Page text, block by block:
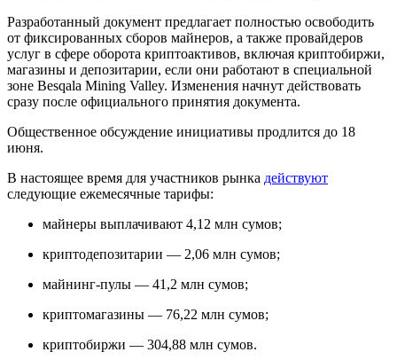
Разработанный документ предлагает полностью освободить
от фиксированных сборов майнеров, а также провайдеров
услуг в сфере оборота криптоактивов, включая криптобиржи,
магазины и депозитарии, если они работают в специальной
зоне Besqala Mining Valley. Изменения начнут действовать
сразу после официального принятия документа.
Общественное обсуждение инициативы продлится до 18
июня.
В настоящее время для участников рынка действуют
следующие ежемесячные тарифы:
майнеры выплачивают 4,12 млн сумов;
криптодепозитарии — 2,06 млн сумов;
майнинг-пулы — 41,2 млн сумов;
криптомагазины — 76,22 млн сумов;
криптобиржи — 304,88 млн сумов.